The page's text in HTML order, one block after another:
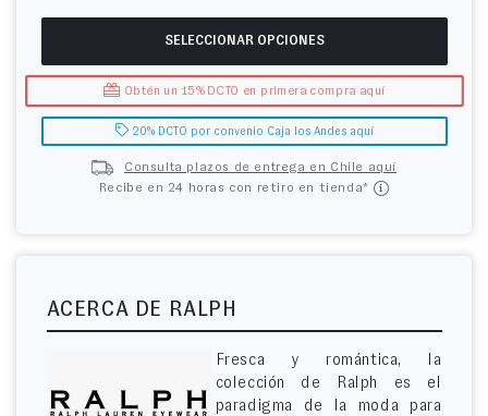
SELECCIONAR OPCIONES
Obtén un 15% DCTO en primera compra aquí
20% DCTO por convenio Caja los Andes aquí
Consulta plazos de entrega en Chile aquí
Recibe en 24 horas con retiro en tienda*
ACERCA DE RALPH
Fresca y romántica, la
colección de Ralph es el
paradigma de la moda para